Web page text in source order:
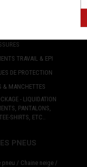
TRAVAIL & EPI
DE PROTECTION
& MANCHETTES
- LIQUIDATION
PANTALONS,
SHIRTS, ETC..
PNEUS
pneu / Chaine neige /